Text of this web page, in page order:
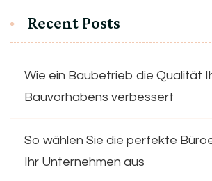
Recent Posts
Wie ein Baubetrieb die Qualität
Bauvorhabens verbessert
So wählen Sie die perfekte
Ihr Unternehmen aus